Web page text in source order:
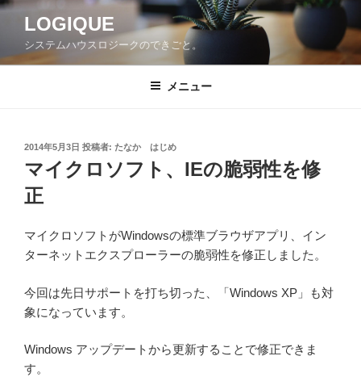
コ
ン
LOGIQUE
システムハウスロジークのできごと。
メニュー
投
日:
2014年5月3日 投稿者: たなか はじめ
マイクロソフト、IEの脆弱性を修
正
マイクロソフトがWindowsの標準ブラウザアプリ、イン
ターネットエクスプローラーの脆弱性を修正しました。
今回は先日サポートを打ち切った、「Windows XP」も対
象になっています。
Windows アップデートから更新することで修正できま
す。